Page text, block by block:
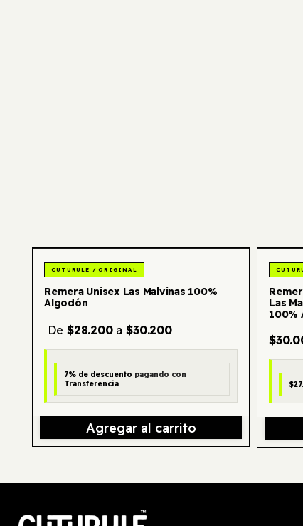
Remera Unisex Las Malvinas 100%
Algodón
De $28.200 a $30.200
7% de descuento pagando con
Transferencia
Agregar al carrito
Las
100%